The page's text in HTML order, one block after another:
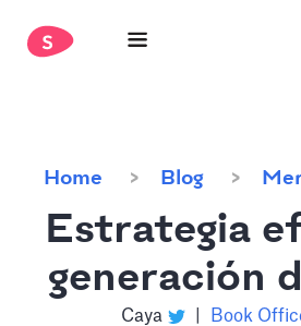
Home Blog
Estrategia
generación
Caya Book